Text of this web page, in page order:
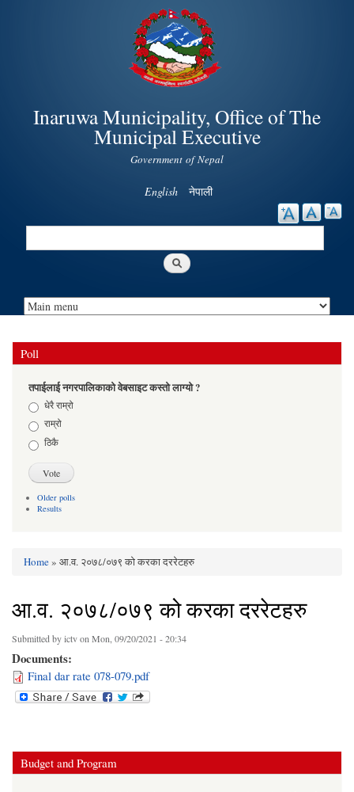
Skip to
main
content
Inaruwa Municipality, Office of The
Municipal Executive
Government of Nepal
English नेपाली
Search
Poll
तपाईलाई नगरपालिकाको वेबसाइट कस्तो लाग्यो ?
Choicesधेरै राम्रो
राम्रो
ठिकै
Older polls
Results
Home» आ.व. २०७८/०७९ को करका दररेटहरु
आ.व. २०७८/०७९ को करका दररेटहरु
Submitted byictvon Mon, 09/20/2021 - 20:34
Documents:
Final dar rate 078-079.pdf
Budget and Program